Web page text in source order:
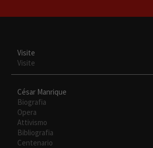
Visite
Visite
César Manrique
Biografia
Opera
Attivismo
Bibliografia
Centenario